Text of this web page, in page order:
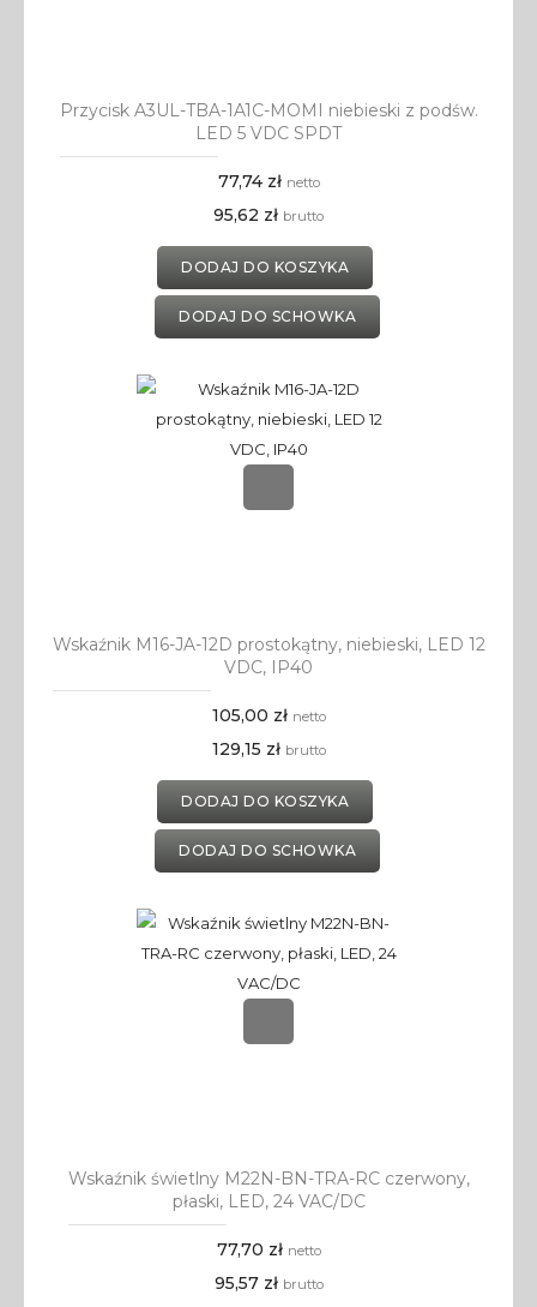
Przycisk A3UL-TBA-1A1C-MOMI niebieski z podśw.
LED 5 VDC SPDT
77,74 zł netto
95,62 zł brutto
DODAJ DO KOSZYKA
DODAJ DO SCHOWKA
Wskaźnik M16-JA-12D prostokątny, niebieski, LED 12
VDC, IP40
105,00 zł netto
129,15 zł brutto
DODAJ DO KOSZYKA
DODAJ DO SCHOWKA
Wskaźnik świetlny M22N-BN-TRA-RC czerwony,
płaski, LED, 24 VAC/DC
77,70 zł netto
95,57 zł brutto